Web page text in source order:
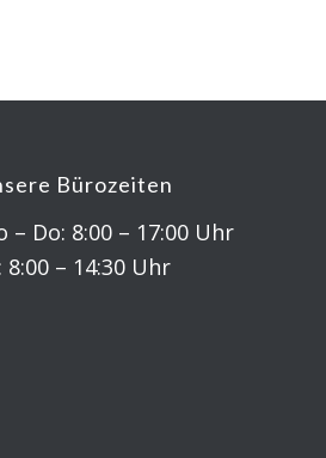
Bürozeiten
– Do: 8:00 – 17:00 Uhr
8:00 – 14:30 Uhr